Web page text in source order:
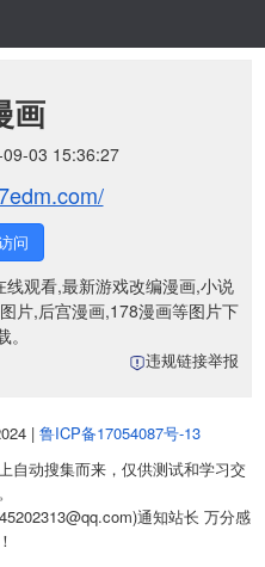
画
03 15:36:27
问
观看,最新游戏改编漫画,小说
片,后宫漫画,178漫画等图片下
违规链接举报
| 鲁ICP备17054087号-13
自动搜集而来，仅供测试和学习交
通知站长 万分感